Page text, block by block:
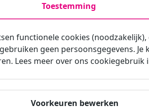
of leidinggevende de
over je mentale gezondheid praten
Het is daarom aan te raden om als
en de mogelijkheid tot het praten
Toestemming
functionele cookies
geen persoonsgegevens.
Lees meer over ons cookiegebruik
Voorkeuren bewerken